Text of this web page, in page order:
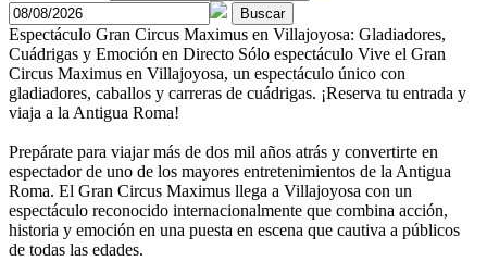
Buscar
Espectáculo Gran Circus Maximus en Villajoyosa: Gladiadores,
Cuádrigas y Emoción en Directo Sólo espectáculo Vive el Gran
Circus Maximus en Villajoyosa, un espectáculo único con
gladiadores, caballos y carreras de cuádrigas. ¡Reserva tu entrada y
viaja a la Antigua Roma!
Prepárate para viajar más de dos mil años atrás y convertirte en
espectador de uno de los mayores entretenimientos de la Antigua
Roma. El Gran Circus Maximus llega a Villajoyosa con un
espectáculo reconocido internacionalmente que combina acción,
historia y emoción en una puesta en escena que cautiva a públicos
de todas las edades.